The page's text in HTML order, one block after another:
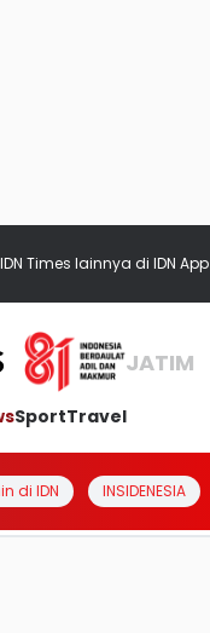
IDN Times lainnya di IDN App
JATIM
SportTravel
di IDN INSIDENESIA